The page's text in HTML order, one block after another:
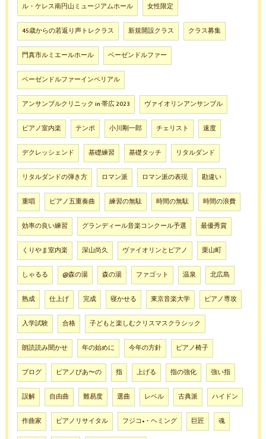
ル・ケレス南円山ミュージアムホール 女性限定
45歳からの若返り声トレクラス 新規開設クラス クラス募集
門真市ルミエールホール ベーゼンドルファー
ベーゼンドルファーインペリアル
アンサンブルクリニック in 帯広 2023 ヴァイオリンアンサンブル
ピアノ室内楽 テンポ 小川剛一郎 チェリスト 速度
デクレッシェンド 基礎練習 基礎タッチ リタルダンド
リタルダンドの弾き方 ロマン派 ロマン派の表現 勘違い
重唱 ピアノ五重奏曲 練習の無駄 時間の無駄 時間の浪費
効率の良い練習 グランディール音楽コンクール予選 最優秀賞
くりやま室内楽 深山尚久 ヴァイオリンとピアノ 栗山町
しゃるる @森の湯 森の湯 ファゴット 温泉 北広島
熟成 仕上げ 完成 寝かせる 東京音楽大学 ピアノ専攻
入学試験 合格 子どもと楽しむクリスマスクラシック
朗読読み聞かせ 年の始めに 今年の方針 ピアノ椅子
ブログ ピアノぴあ〜の 指 上げる 指の強化 強い指
誤解 自由曲 難易度 選曲 レベル 古典派 ハイドン
作曲家 ピアノリサイタル フジコ•・ヘミング 巨匠 魂